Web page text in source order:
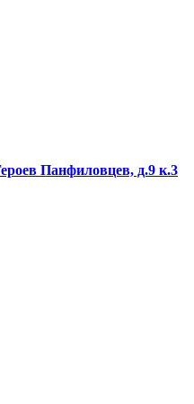
Панфиловцев, д.9 к.3